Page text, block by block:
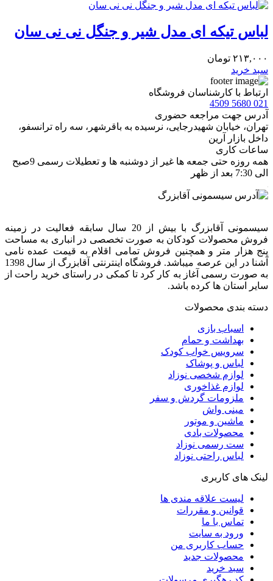
لباس تیکه ای مدل شیر و جنگل نی نی سان
۲۱۳,۰۰۰ تومان
سبد خرید
ارتباط با کارشناسان فروشگاه
021 5680 4509
آدرس جهت مراجعه حضوری
تهران، خيابان شهيدرجايى، نرسیده به باقرشهر، سه راه ترانسفو،
داخل بازار آرین
ساعات کاری
همه روزه حتی جمعه ها غیر از دوشنبه ها و تعطیلات رسمی 9صبح
الی 7:30 بعد از ظهر
سیسمونی آقابزرگ با بیش از 20 سال سابقه فعالیت در زمینه
فروش محصولات کودکان به صورت تخصصی در انباری به مساحت
پنج هزار متر و همچنین فروش تمامی اقلام به قیمت عمده نامی
آشنا در این عرصه میباشد. فروشگاه اینترنتی آقابزرگ از سال 1398
به صورت رسمی آغاز به کار کرد تا کمکی در راستای خرید راحت از
سایر استان ها کرده باشد.
دسته بندی محصولات
اسباب بازی
بهداشت و حمام
سرویس خواب کودک
لباس و پوشاک
لوازم شخصی نوزاد
لوازم غذاخوری
ملزومات گردش و سفر
مینی واش
ماشین و موتور
محصولات بادی
ست رسمی نوزاد
لباس راحتی نوزاد
لینک های کاربری
لیست علاقه مندی ها
قوانین و مقررات
تماس با ما
ورود به سایت
حساب کاربری من
محصولات جدید
سبد خرید